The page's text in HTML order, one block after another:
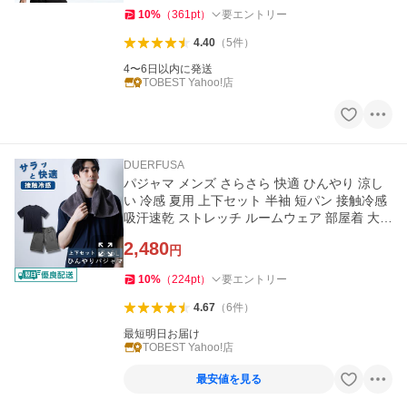
10% （361pt） 要エントリー
4.40（5件）
4〜6日以内に発送
TOBEST Yahoo!店
DUERFUSA
パジャマ メンズ さらさら 快適 ひんやり 涼し
い 冷感 夏用 上下セット 半袖 短パン 接触冷感
吸汗速乾 ストレッチ ルームウェア 部屋着 大き
2,480円
10% （224pt） 要エントリー
4.67（6件）
最短明日お届け
TOBEST Yahoo!店
最安値を見る